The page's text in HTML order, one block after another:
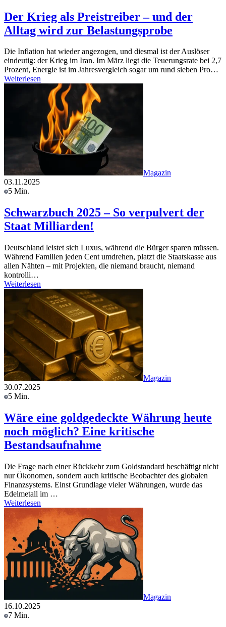
Der Krieg als Preistreiber – und der
Alltag wird zur Belastungsprobe
Die Inflation hat wieder angezogen, und diesmal ist der Auslöser
eindeutig: der Krieg im Iran. Im März liegt die Teuerungsrate bei 2,7
Prozent, Energie ist im Jahresvergleich sogar um rund sieben Pro…
Weiterlesen
Magazin
03.11.2025
5 Min.
Schwarzbuch 2025 – So verpulvert der
Staat Milliarden!
Deutschland leistet sich Luxus, während die Bürger sparen müssen.
Während Familien jeden Cent umdrehen, platzt die Staatskasse aus
allen Nähten – mit Projekten, die niemand braucht, niemand
kontrolli…
Weiterlesen
Magazin
30.07.2025
5 Min.
Wäre eine goldgedeckte Währung heute
noch möglich? Eine kritische
Bestandsaufnahme
Die Frage nach einer Rückkehr zum Goldstandard beschäftigt nicht
nur Ökonomen, sondern auch kritische Beobachter des globalen
Finanzsystems. Einst Grundlage vieler Währungen, wurde das
Edelmetall im …
Weiterlesen
Magazin
16.10.2025
7 Min.